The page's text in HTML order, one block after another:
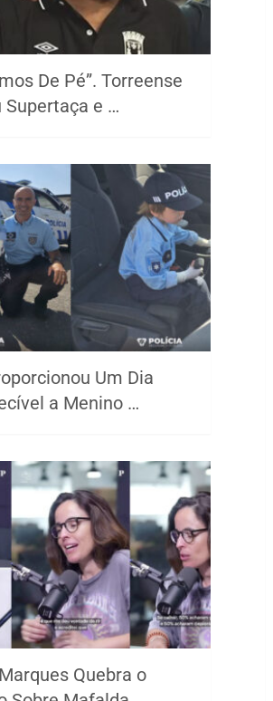
De Pé”. Torreense
Supertaça e …
Um Dia
a Menino …
Quebra o